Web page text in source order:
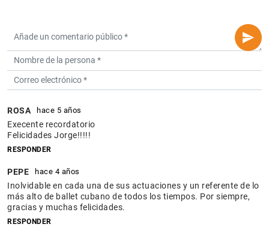
ROSA hace 5 años
Execente recordatorio
Felicidades Jorge!!!!!
RESPONDER
PEPE hace 4 años
Inolvidable en cada una de sus actuaciones y un referente de lo
más alto de ballet cubano de todos los tiempos. Por siempre,
gracias y muchas felicidades.
RESPONDER